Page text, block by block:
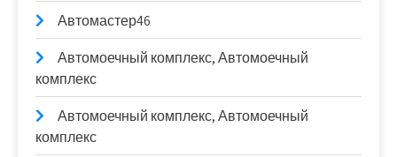
Автомастер46
Автомоечный комплекс, Автомоечный
комплекс
Автомоечный комплекс, Автомоечный
комплекс